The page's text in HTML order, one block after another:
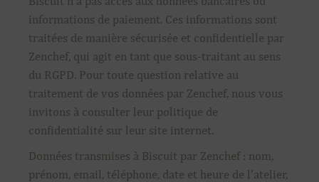
informations de paiement. Ces informations sont
traitées de manière sécurisée et confidentielle par
Zenchef, qui agit en tant que sous-traitant au sens
du RGPD. Pour toute question relative au
traitement de vos données par Zenchef, nous vous
invitons à consulter leur politique de
confidentialité sur leur site internet.
Données transmises à Biscuit par Zenchef : nom,
prénom, email, téléphone, date et heure de l’atelier,